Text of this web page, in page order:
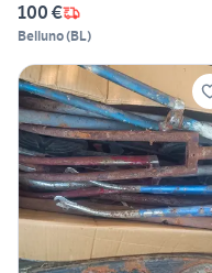
100 €
Belluno(BL)